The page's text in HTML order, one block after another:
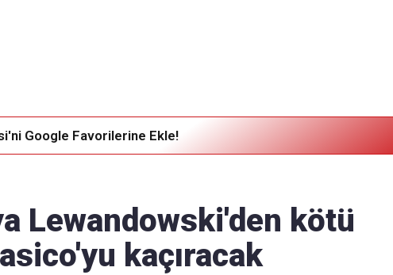
Google Favorilerine Ekle!
Lewandowski'den kötü
kaçıracak